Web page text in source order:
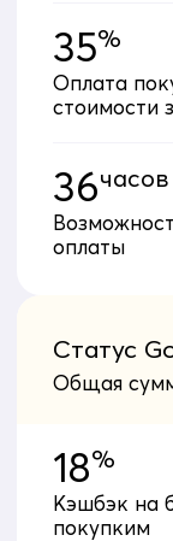
35%
Оплата
стоимости
36часов
оплаты
Статус
Общая
18%
Кэшбэк на
покупким